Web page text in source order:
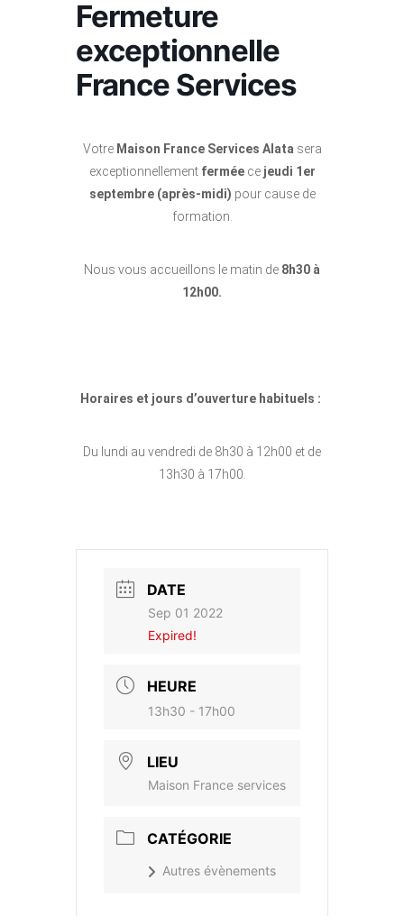
Fermeture
exceptionnelle
France Services
Votre Maison France Services Alata sera
exceptionnellement ferméece jeudi 1er
septembre (après-midi) pour cause de
formation.
Nous vous accueillons le matin de 8h30 à
12h00.
Horaires et jours d’ouverture habituels :
Du lundi au vendredi de 8h30 à 12h00 et de
13h30 à 17h00.
DATE
Sep 01 2022
Expired!
HEURE
13h30 - 17h00
LIEU
Maison France services
CATÉGORIE
Autres évènements